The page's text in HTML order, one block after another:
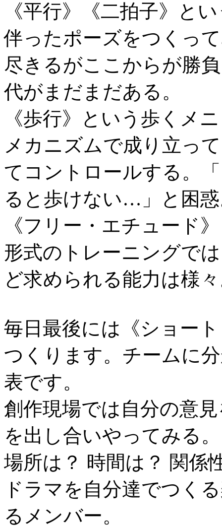
《平行》《二拍子》と
伴ったポーズをつくっ
尽きるがここからが勝
代がまだまだある。
《歩行》という歩くメ
メカニズムで成り立っ
てコントロールする。
ると歩けない…」と困
《フリー・エチュード
形式のトレーニングで
ど求められる能力は様
毎日最後には《ショー
つくります。チームに
表です。
創作現場では自分の意
を出し合いやってみる。
場所は？ 時間は？ 関係
ドラマを自分達でつく
るメンバー。